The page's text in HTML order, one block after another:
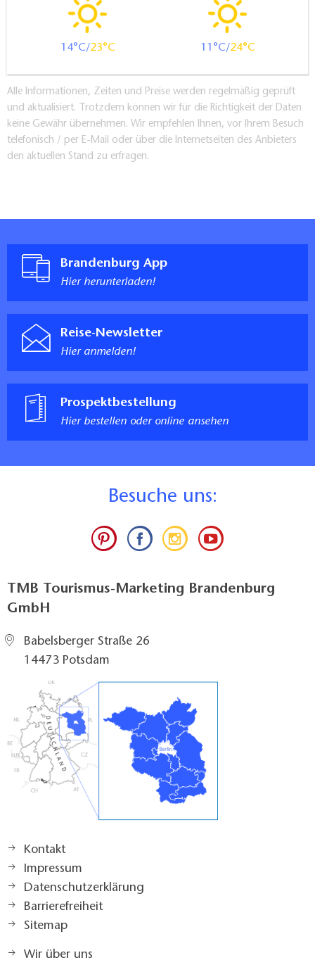
14 23 11 24
Alle Informationen, Zeiten und Preise werden regelmäßig geprüft
und aktualisiert. Trotzdem können wir für die Richtigkeit der Daten
keine Gewähr übernehmen. Wir empfehlen Ihnen, vor Ihrem Besuch
telefonisch / per E-Mail oder über die Internetseiten des Anbieters
den aktuellen Stand zu erfragen.
Brandenburg App
Hier herunterladen!
Reise-Newsletter
Hier anmelden!
Prospektbestellung
Hier bestellen oder online ansehen
Besuche uns:
TMB Tourismus-Marketing Brandenburg
GmbH
Babelsberger Straße 26
14473 Potsdam
Kontakt
Impressum
Datenschutzerklärung
Barrierefreiheit
Sitemap
Wir über uns